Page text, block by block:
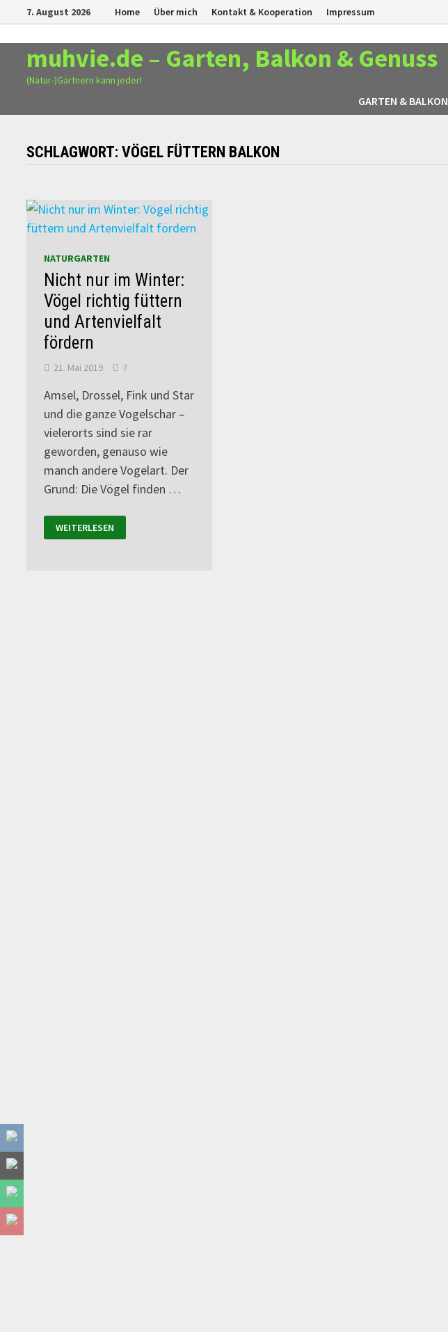
Zurück
zum
Inhalt
7. August 2026 Home Über mich Kontakt & Kooperation Impressum
muhvie.de – Garten, Balkon & Genuss
(Natur-)Gärtnern kann jeder!
GARTEN & BALKON
SCHLAGWORT:VÖGEL FÜTTERN BALKON
NATURGARTEN
Nicht nur im Winter:
Vögel richtig füttern
und Artenvielfalt
fördern
21. Mai 2019 7
Amsel, Drossel, Fink und Star
und die ganze Vogelschar –
vielerorts sind sie rar
geworden, genauso wie
manch andere Vogelart. Der
Grund: Die Vögel finden …
WEITERLESEN